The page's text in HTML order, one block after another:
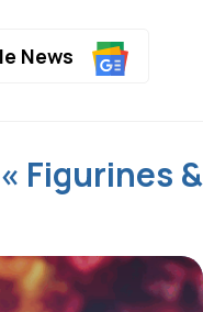
News
Figurines &